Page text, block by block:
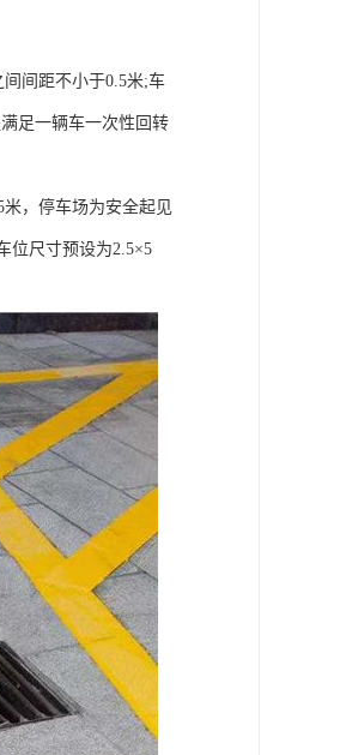
间距不小于0.5米;车
足一辆车一次性回转
，停车场为安全起见
位尺寸预设为2.5×5